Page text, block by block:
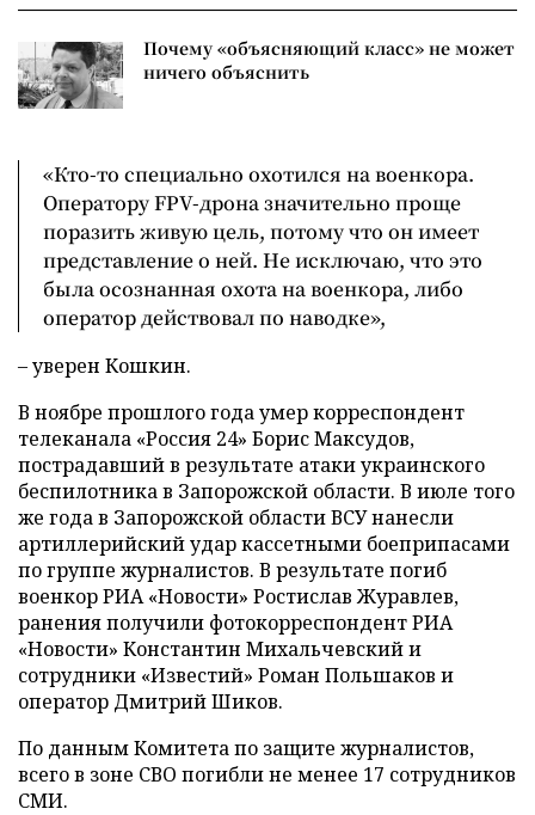
Почему «объясняющий класс» не может
ничего объяснить
«Кто-то специально охотился на военкора.
Оператору FPV-дрона значительно проще
поразить живую цель, потому что он имеет
представление о ней. Не исключаю, что это
была осознанная охота на военкора, либо
оператор действовал по наводке»,
– уверен Кошкин.
В ноябре прошлого года умер корреспондент
телеканала «Россия 24» Борис Максудов,
пострадавший в результате атаки украинского
беспилотника в Запорожской области. В июле того
же года в Запорожской области ВСУ нанесли
артиллерийский удар кассетными боеприпасами
по группе журналистов. В результате погиб
военкор РИА «Новости» Ростислав Журавлев,
ранения получили фотокорреспондент РИА
«Новости» Константин Михальчевский и
сотрудники «Известий» Роман Польшаков и
оператор Дмитрий Шиков.
По данным Комитета по защите журналистов,
всего в зоне СВО погибли не менее 17 сотрудников
СМИ.